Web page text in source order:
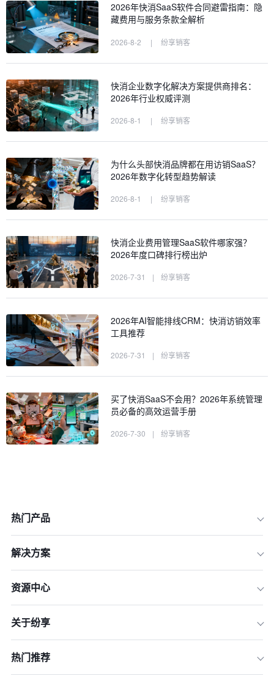
aS才算合格？
2026年快消SaaS软件合同避雷指南：隐
藏费用与服务条款全解析
2026-8-2 | 纷享销客
快消企业数字化解决方案提供商排名：
2026年行业权威评测
2026-8-1 | 纷享销客
为什么头部快消品牌都在用访销SaaS？
2026年数字化转型趋势解读
2026-8-1 | 纷享销客
快消企业费用管理SaaS软件哪家强？
2026年度口碑排行榜出炉
2026-7-31 | 纷享销客
2026年AI智能排线CRM：快消访销效率
工具推荐
2026-7-31 | 纷享销客
买了快消SaaS不会用？2026年系统管理
员必备的高效运营手册
2026-7-30 | 纷享销客
热门产品
解决方案
资源中心
关于纷享
热门推荐